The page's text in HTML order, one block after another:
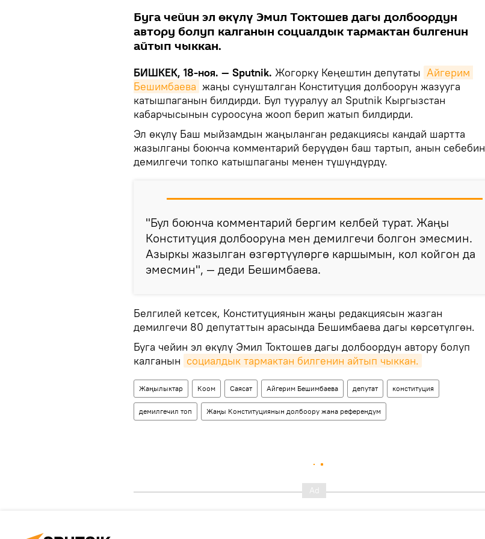
Буга чейин эл өкүлү Эмил Токтошев дагы долбоордун
автору болуп калганын социалдык тармактан билгенин
айтып чыккан.
БИШКЕК, 18-ноя. — Sputnik. Жогорку Кеңештин депутаты Айгерим
Бешимбаева жаңы сунушталган Конституция долбоорун жазууга
катышпаганын билдирди. Бул тууралуу ал Sputnik Кыргызстан
кабарчысынын суроосуна жооп берип жатып билдирди.
Эл өкүлү Баш мыйзамдын жаңыланган редакциясы кандай шартта
жазылганы боюнча комментарий берүүдөн баш тартып, анын себебин
демилгечи топко катышпаганы менен түшүндүрдү.
"Бул боюнча комментарий бергим келбей турат. Жаңы
Конституция долбооруна мен демилгечи болгон эмесмин.
Азыркы жазылган өзгөртүүлөргө каршымын, кол койгон да
эмесмин", — деди Бешимбаева.
Белгилей кетсек, Конституциянын жаңы редакциясын жазган
демилгечи 80 депутаттын арасында Бешимбаева дагы көрсөтүлгөн.
Буга чейин эл өкүлү Эмил Токтошев дагы долбоордун автору болуп
калганын социалдык тармактан билгенин айтып чыккан.
Жаңылыктар Коом Саясат Айгерим Бешимбаева депутат конституция
демилгечил топ Жаңы Конституциянын долбоору жана референдум